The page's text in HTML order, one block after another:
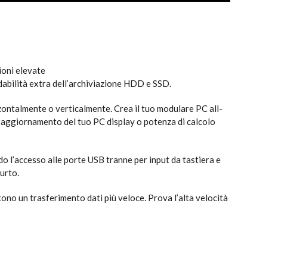
elevate
extra dell’archiviazione HDD e SSD.
o verticalmente. Crea il tuo modulare PC all-
del tuo PC display o potenza di calcolo
l’accesso alle porte USB tranne per input da tastiera e
un trasferimento dati più veloce. Prova l’alta velocità